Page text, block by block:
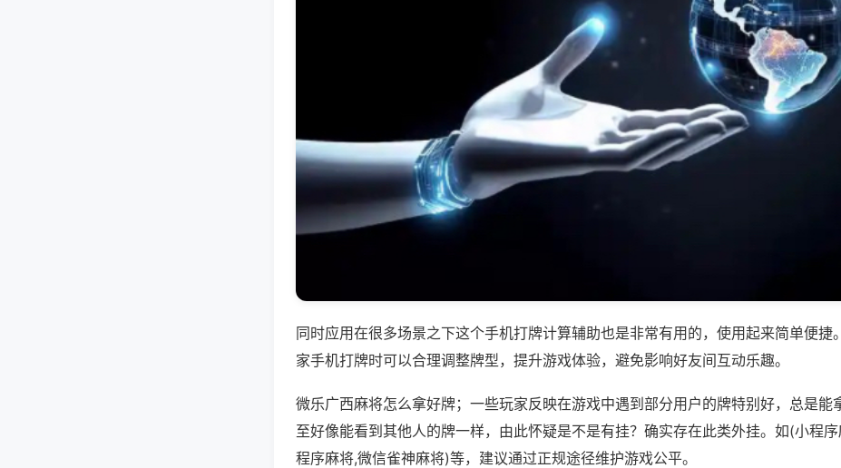
同时应用在很多场景之下这个手机打牌计算辅助也是非常有用的，使用起来简单便捷
家手机打牌时可以合理调整牌型，提升游戏体验，避免影响好友间互动乐趣。
微乐广西麻将怎么拿好牌；一些玩家反映在游戏中遇到部分用户的牌特别好，总是能
至好像能看到其他人的牌一样，由此怀疑是不是有挂？确实存在此类外挂。如(小程
程序麻将,微信雀神麻将)等，建议通过正规途径维护游戏公平。